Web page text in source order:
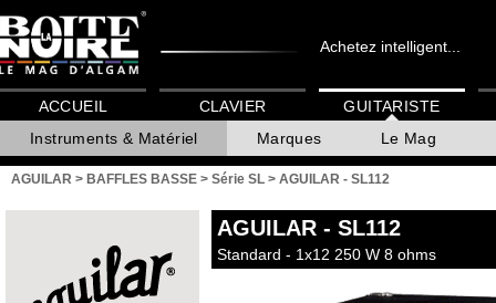
Achetez intelligent...
ACCUEIL CLAVIER
GUITARISTE
Instruments & Matériel
Marques Le Mag
AGUILAR > BAFFLES BASSE > Série SL > AGUILAR - SL112
AGUILAR - SL112
Standard - 1x12 250 W 8 ohms